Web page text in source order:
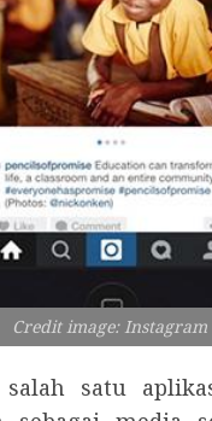
Credit image: Instagram
salah satu